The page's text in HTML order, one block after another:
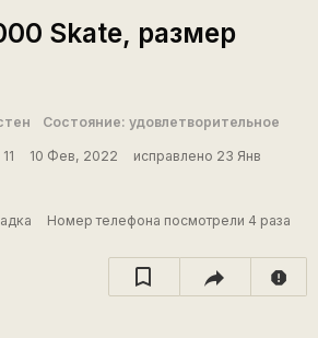
Skate, размер
Состояние: удовлетворительное
10 Фев, 2022 исправлено 23 Янв
Номер телефона посмотрели 4 раза
report